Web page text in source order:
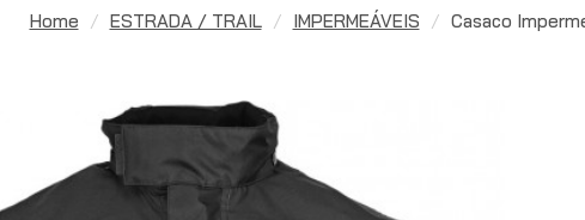
Home ESTRADA / TRAIL IMPERMEÁVEIS Casaco